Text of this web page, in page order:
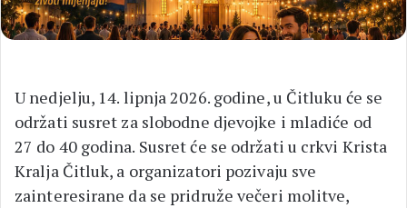
U nedjelju, 14. lipnja 2026. godine, u Čitluku će se
održati susret za slobodne djevojke i mladiće od
27 do 40 godina. Susret će se održati u crkvi Krista
Kralja Čitluk, a organizatori pozivaju sve
zainteresirane da se pridruže večeri molitve,